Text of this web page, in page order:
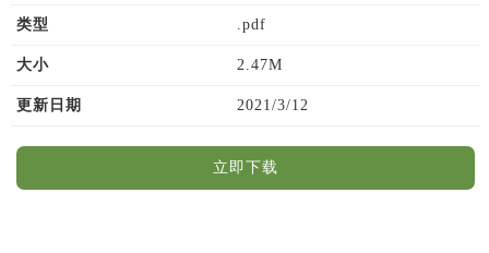
类型 .pdf
大小 2.47M
更新日期 2021/3/12
立即下载